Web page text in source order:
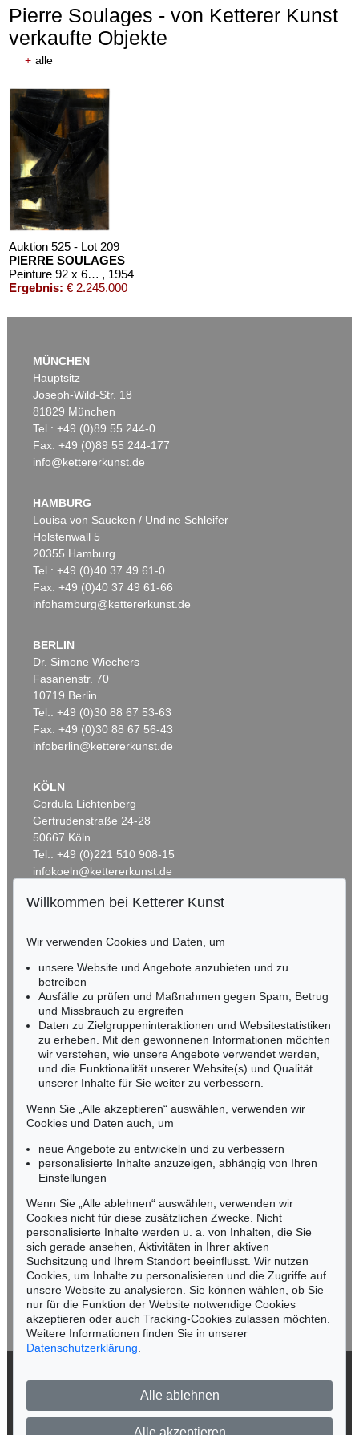
Auktion 611 - Lot 125001019
EMIL SCHUMACHER
Bleibild B-3/1970
Schätzpreis: € 60.000
Pierre Soulages - von Ketterer Kunst
verkaufte Objekte
+ alle
Auktion 525 - Lot 209
PIERRE SOULAGES
Peinture 92 x 65 cm, 3 août 1954 , 1954
Ergebnis: € 2.245.000
Auktion 530 - Lot 87
Ergebnis:€ 685.000
Auktion 393 - Lot 219
P. SOULAGES
Peinture 81 x 60 cm, 2 mai 1957, 1957
Ergebnis:€ 488.000
Ergebnis:
Auktion 550 - Lot 66
Ergebnis:€ 381.000
Auktion 461 - Lot 802
Ergebnis: € 375.000
Auktion 316 - Lot 397
Peinture 102 x 81 cm, 4. Mai 1981, 1981
Ergebnis:€ 247.800
Auktion 606 - Lot 52
Brou de noix sur papier, 2004
Ergebnis:€ 193.500
Auktion 330 - Lot 453
Ergebnis:
MÜNCHEN
Hauptsitz
Joseph-Wild-Str. 18
81829 München
Tel.: +49 (0)89 55 244-0
Fax: +49 (0)89 55 244-177
info@kettererkunst.de
HAMBURG
Louisa von Saucken / Undine Schleifer
Holstenwall 5
20355 Hamburg
Tel.: +49 (0)40 37 49 61-0
Fax: +49 (0)40 37 49 61-66
infohamburg@kettererkunst.de
BERLIN
Dr. Simone Wiechers
Fasanenstr. 70
10719 Berlin
Tel.: +49 (0)30 88 67 53-63
Fax: +49 (0)30 88 67 56-43
infoberlin@kettererkunst.de
KÖLN
Cordula Lichtenberg
Gertrudenstraße 24-28
50667 Köln
Tel.: +49 (0)221 510 908-15
infokoeln@kettererkunst.de
RHEINLAND-PFALZ
Miriam Heß
Tel.: +49 (0)62 21 58 80-038
Fax: +49 (0)62 21 58 80-595
infoheidelberg@kettererkunst.de
NORDDEUTSCHLAND
Nico Kassel, M.A.
Tel.: +49 (0)89 55244-164
Mobil: +49 (0)171 8618661
n.kassel@kettererkunst.de
Keine Auktion mehr verpassen!
Wir informieren Sie rechtzeitig.
Jetzt zum Newsletter anmelden >
Impressum
Willkommen bei Ketterer Kunst
Wir verwenden Cookies und Daten, um
unsere Website und Angebote anzubieten und zu
betreiben
Ausfälle zu prüfen und Maßnahmen gegen Spam, Betrug
und Missbrauch zu ergreifen
Daten zu Zielgruppeninteraktionen und Websitestatistiken
zu erheben. Mit den gewonnenen Informationen möchten
wir verstehen, wie unsere Angebote verwendet werden,
und die Funktionalität unserer Website(s) und Qualität
unserer Inhalte für Sie weiter zu verbessern.
Wenn Sie „Alle akzeptieren“ auswählen, verwenden wir
Cookies und Daten auch, um
neue Angebote zu entwickeln und zu verbessern
personalisierte Inhalte anzuzeigen, abhängig von Ihren
Einstellungen
Wenn Sie „Alle ablehnen“ auswählen, verwenden wir
Cookies nicht für diese zusätzlichen Zwecke. Nicht
personalisierte Inhalte werden u. a. von Inhalten, die Sie
sich gerade ansehen, Aktivitäten in Ihrer aktiven
Suchsitzung und Ihrem Standort beeinflusst. Wir nutzen
Cookies, um Inhalte zu personalisieren und die Zugriffe auf
unsere Website zu analysieren. Sie können wählen, ob Sie
nur für die Funktion der Website notwendige Cookies
akzeptieren oder auch Tracking-Cookies zulassen möchten.
Weitere Informationen finden Sie in unserer
Datenschutzerklärung
Alle ablehnen
Alle akzeptieren